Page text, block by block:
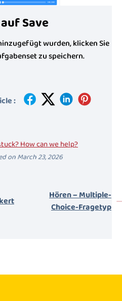
Save
wurden, klicken Sie
zu speichern.
:
How can we help?
on March 23, 2026
Hören – Multiple-
Choice-Fragetyp